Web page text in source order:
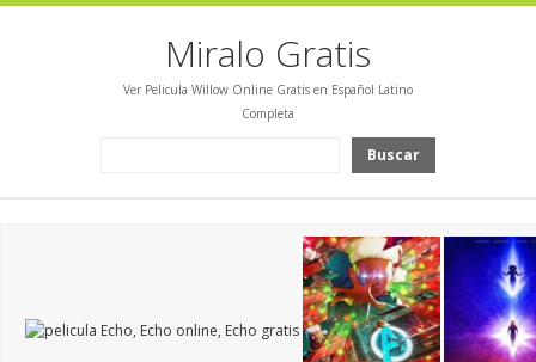
Miralo Gratis
Ver Pelicula Willow Online Gratis en Español Latino
Completa
Buscar